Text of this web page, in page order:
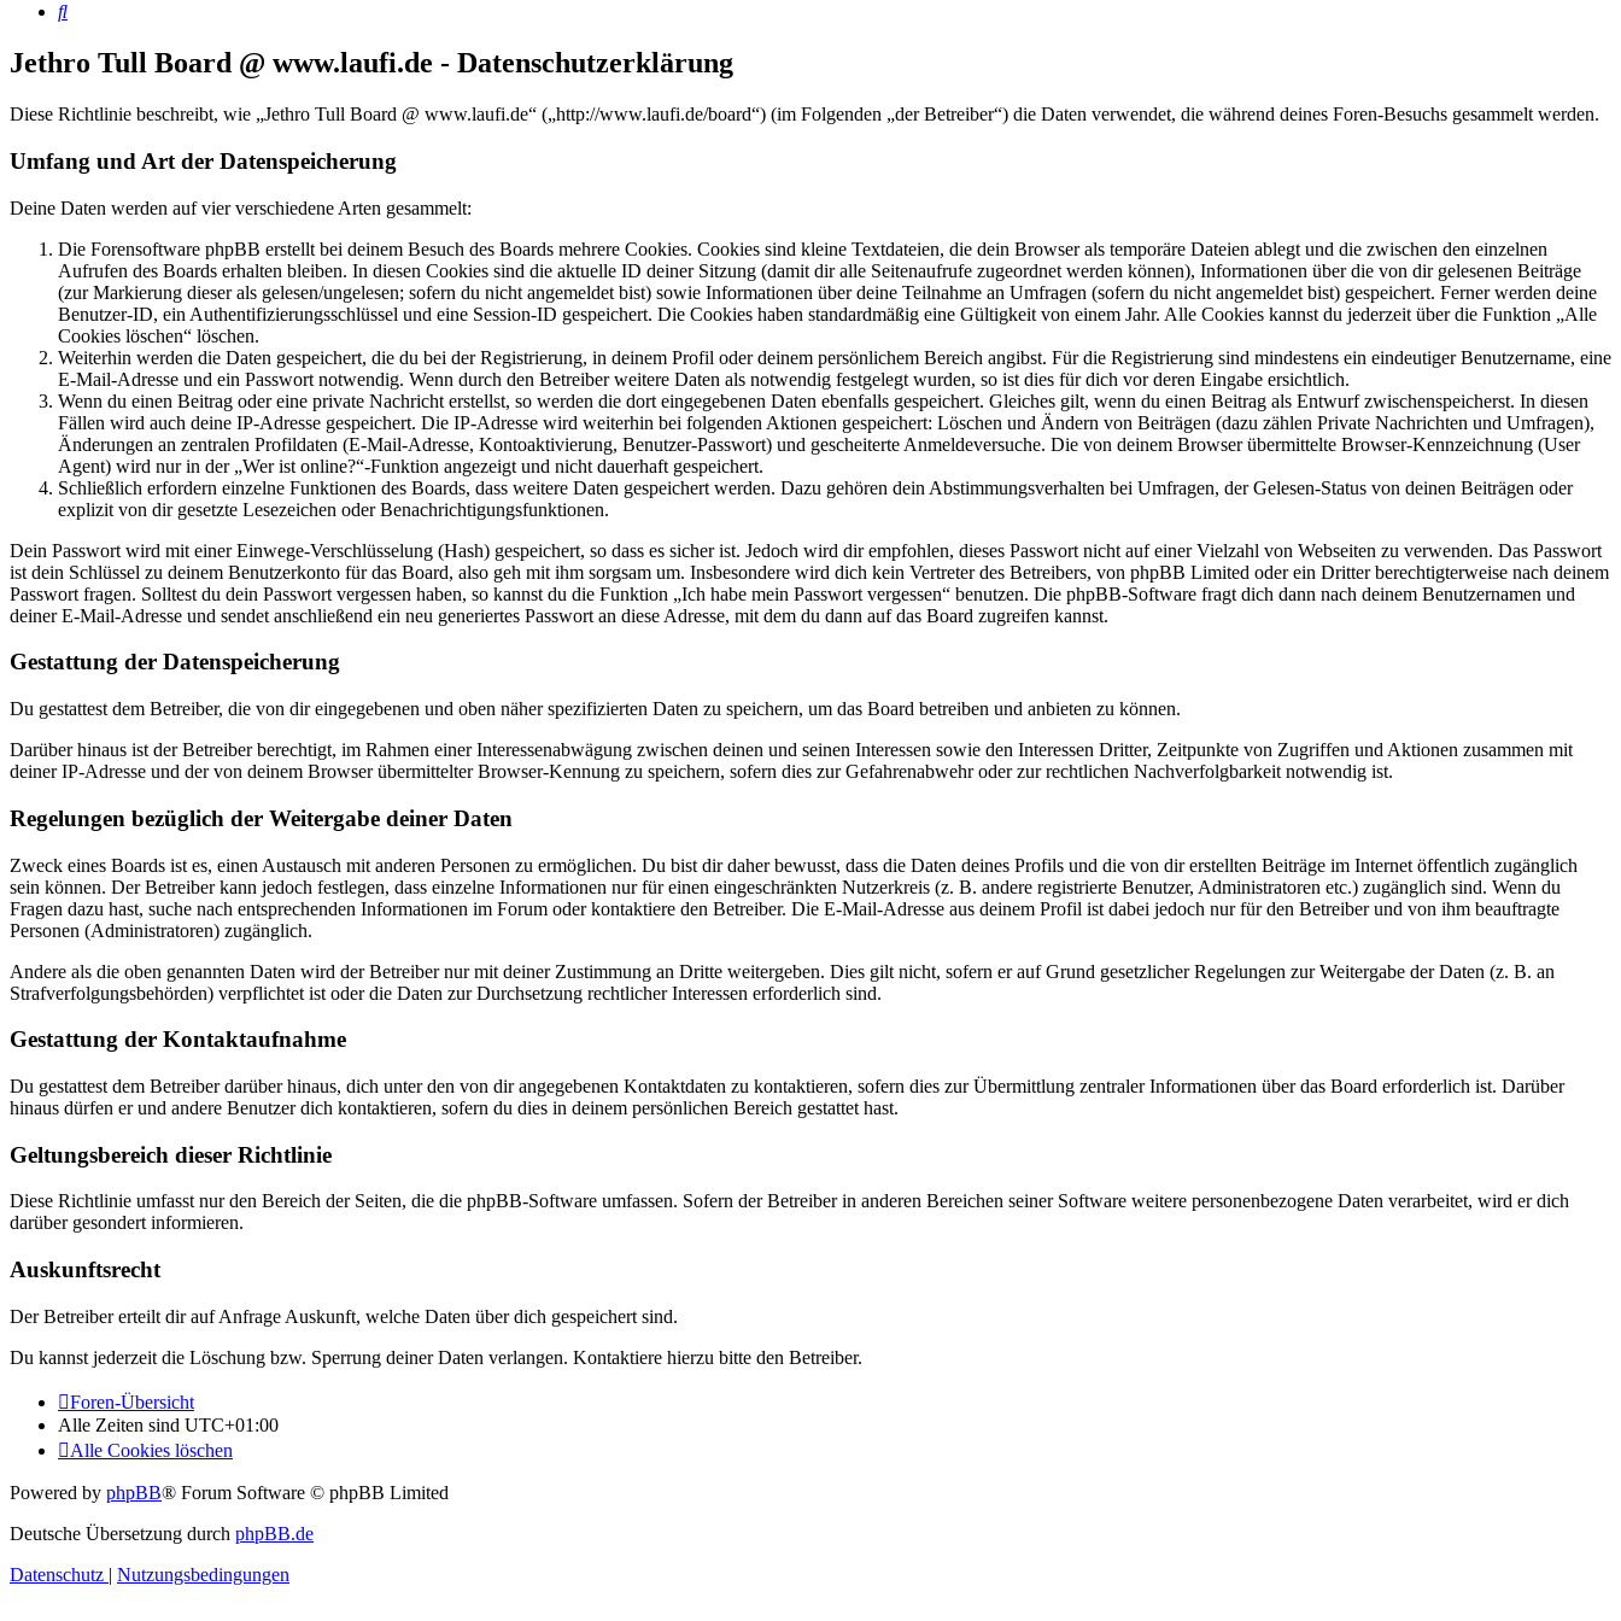
Suche
Jethro Tull Board @ www.laufi.de - Datenschutzerklärung
Diese Richtlinie beschreibt, wie „Jethro Tull Board @ www.laufi.de“ („http://www.laufi.de/board“) (im Folgenden „der Betreiber“) die Daten verwendet, die während deines Foren-Besuchs gesammelt werden.
Umfang und Art der Datenspeicherung
Deine Daten werden auf vier verschiedene Arten gesammelt:
Die Forensoftware phpBB erstellt bei deinem Besuch des Boards mehrere Cookies. Cookies sind kleine Textdateien, die dein Browser als temporäre Dateien ablegt und die zwischen den einzelnen
Aufrufen des Boards erhalten bleiben. In diesen Cookies sind die aktuelle ID deiner Sitzung (damit dir alle Seitenaufrufe zugeordnet werden können), Informationen über die von dir gelesenen Beiträge
(zur Markierung dieser als gelesen/ungelesen; sofern du nicht angemeldet bist) sowie Informationen über deine Teilnahme an Umfragen (sofern du nicht angemeldet bist) gespeichert. Ferner werden deine
Benutzer-ID, ein Authentifizierungsschlüssel und eine Session-ID gespeichert. Die Cookies haben standardmäßig eine Gültigkeit von einem Jahr. Alle Cookies kannst du jederzeit über die Funktion „Alle
Cookies löschen“ löschen.
Weiterhin werden die Daten gespeichert, die du bei der Registrierung, in deinem Profil oder deinem persönlichem Bereich angibst. Für die Registrierung sind mindestens ein eindeutiger Benutzername, eine
E-Mail-Adresse und ein Passwort notwendig. Wenn durch den Betreiber weitere Daten als notwendig festgelegt wurden, so ist dies für dich vor deren Eingabe ersichtlich.
Wenn du einen Beitrag oder eine private Nachricht erstellst, so werden die dort eingegebenen Daten ebenfalls gespeichert. Gleiches gilt, wenn du einen Beitrag als Entwurf zwischenspeicherst. In diesen
Fällen wird auch deine IP-Adresse gespeichert. Die IP-Adresse wird weiterhin bei folgenden Aktionen gespeichert: Löschen und Ändern von Beiträgen (dazu zählen Private Nachrichten und Umfragen),
Änderungen an zentralen Profildaten (E-Mail-Adresse, Kontoaktivierung, Benutzer-Passwort) und gescheiterte Anmeldeversuche. Die von deinem Browser übermittelte Browser-Kennzeichnung (User
Agent) wird nur in der „Wer ist online?“-Funktion angezeigt und nicht dauerhaft gespeichert.
Schließlich erfordern einzelne Funktionen des Boards, dass weitere Daten gespeichert werden. Dazu gehören dein Abstimmungsverhalten bei Umfragen, der Gelesen-Status von deinen Beiträgen oder
explizit von dir gesetzte Lesezeichen oder Benachrichtigungsfunktionen.
Dein Passwort wird mit einer Einwege-Verschlüsselung (Hash) gespeichert, so dass es sicher ist. Jedoch wird dir empfohlen, dieses Passwort nicht auf einer Vielzahl von Webseiten zu verwenden. Das Passwort
ist dein Schlüssel zu deinem Benutzerkonto für das Board, also geh mit ihm sorgsam um. Insbesondere wird dich kein Vertreter des Betreibers, von phpBB Limited oder ein Dritter berechtigterweise nach deinem
Passwort fragen. Solltest du dein Passwort vergessen haben, so kannst du die Funktion „Ich habe mein Passwort vergessen“ benutzen. Die phpBB-Software fragt dich dann nach deinem Benutzernamen und
deiner E-Mail-Adresse und sendet anschließend ein neu generiertes Passwort an diese Adresse, mit dem du dann auf das Board zugreifen kannst.
Gestattung der Datenspeicherung
Du gestattest dem Betreiber, die von dir eingegebenen und oben näher spezifizierten Daten zu speichern, um das Board betreiben und anbieten zu können.
Darüber hinaus ist der Betreiber berechtigt, im Rahmen einer Interessenabwägung zwischen deinen und seinen Interessen sowie den Interessen Dritter, Zeitpunkte von Zugriffen und Aktionen zusammen mit
deiner IP-Adresse und der von deinem Browser übermittelter Browser-Kennung zu speichern, sofern dies zur Gefahrenabwehr oder zur rechtlichen Nachverfolgbarkeit notwendig ist.
Regelungen bezüglich der Weitergabe deiner Daten
Zweck eines Boards ist es, einen Austausch mit anderen Personen zu ermöglichen. Du bist dir daher bewusst, dass die Daten deines Profils und die von dir erstellten Beiträge im Internet öffentlich zugänglich
sein können. Der Betreiber kann jedoch festlegen, dass einzelne Informationen nur für einen eingeschränkten Nutzerkreis (z. B. andere registrierte Benutzer, Administratoren etc.) zugänglich sind. Wenn du
Fragen dazu hast, suche nach entsprechenden Informationen im Forum oder kontaktiere den Betreiber. Die E-Mail-Adresse aus deinem Profil ist dabei jedoch nur für den Betreiber und von ihm beauftragte
Personen (Administratoren) zugänglich.
Andere als die oben genannten Daten wird der Betreiber nur mit deiner Zustimmung an Dritte weitergeben. Dies gilt nicht, sofern er auf Grund gesetzlicher Regelungen zur Weitergabe der Daten (z. B. an
Strafverfolgungsbehörden) verpflichtet ist oder die Daten zur Durchsetzung rechtlicher Interessen erforderlich sind.
Gestattung der Kontaktaufnahme
Du gestattest dem Betreiber darüber hinaus, dich unter den von dir angegebenen Kontaktdaten zu kontaktieren, sofern dies zur Übermittlung zentraler Informationen über das Board erforderlich ist. Darüber
hinaus dürfen er und andere Benutzer dich kontaktieren, sofern du dies in deinem persönlichen Bereich gestattet hast.
Geltungsbereich dieser Richtlinie
Diese Richtlinie umfasst nur den Bereich der Seiten, die die phpBB-Software umfassen. Sofern der Betreiber in anderen Bereichen seiner Software weitere personenbezogene Daten verarbeitet, wird er dich
darüber gesondert informieren.
Auskunftsrecht
Der Betreiber erteilt dir auf Anfrage Auskunft, welche Daten über dich gespeichert sind.
Du kannst jederzeit die Löschung bzw. Sperrung deiner Daten verlangen. Kontaktiere hierzu bitte den Betreiber.
Foren-Übersicht
Alle Zeiten sind UTC+01:00
Alle Cookies löschen
Powered by phpBB® Forum Software © phpBB Limited
Deutsche Übersetzung durch phpBB.de
Datenschutz | Nutzungsbedingungen